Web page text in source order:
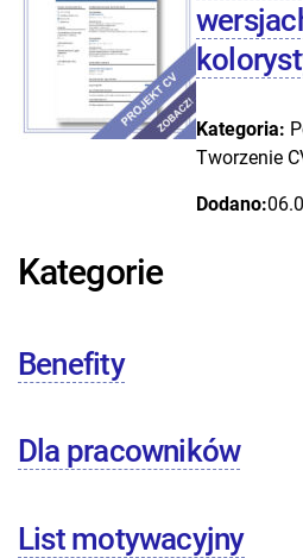
Kategoria:
Tworzenie
Dodano:
Kategorie
Benefity
Dla pracowników
List motywacyjny